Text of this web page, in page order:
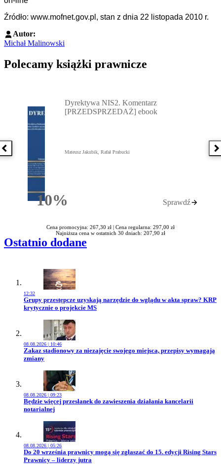
Źródło: www.mofnet.gov.pl, stan z dnia 22 listopada 2010 r.
Autor:
Michał Malinowski
Polecamy książki prawnicze
Poprzednia książka
10%Rabatu
Dyrektywa NIS2. Komentarz
[PRZEDSPRZEDAŻ] ebook
Mateusz Jakubik, Rafał Prabucki
Sprawdź
Cena promocyjna: 267,30 zł | Cena regularna: 297,00 zł
Najniższa cena w ostatnich 30 dniach: 207,90 zł
Ostatnio dodane
12:32
Przejdź do artykułu:
Grupy przestępcze uzyskają narzędzie do wglądu w akta spraw? KRP
krytycznie o projekcie MS
08.08.2026 | 10:46
Przejdź do artykułu:
Zakaz stadionowy za niezajęcie swojego miejsca, przepisy wymagają
zmiany
08.08.2026 | 09:23
Przejdź do artykułu:
Będzie więcej przesłanek do zawieszenia działania kancelarii
notarialnej
08.08.2026 | 05:26
Przejdź do artykułu:
Do 20 września prawnicy mogą się zgłaszać do 15. edycji Rising Stars
Prawnicy – liderzy jutra